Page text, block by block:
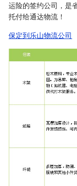
运险的签约公司，是
托付给通达物流！
保定到乐山物流公司